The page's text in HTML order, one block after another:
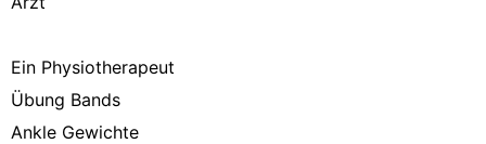
Ein Physiotherapeut
Übung Bands
Ankle Gewichte